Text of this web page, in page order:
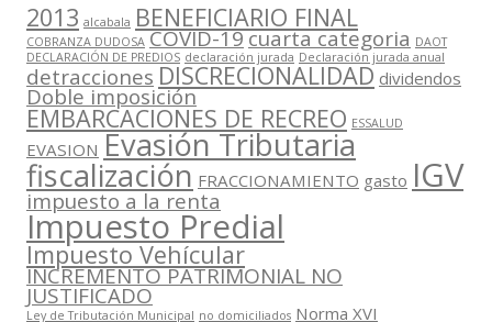
2013 alcabala BENEFICIARIO FINAL
COBRANZA DUDOSA COVID-19cuarta categoria DAOT
DECLARACIÓN DE PREDIOS declaración jurada Declaración jurada anual
detracciones DISCRECIONALIDAD dividendos
Doble imposición
EMBARCACIONES DE RECREO ESSALUD
EVASION Evasión Tributaria
fiscalización FRACCIONAMIENTO gasto IGV
impuesto a la renta
Impuesto Predial
Impuesto Vehícular
INCREMENTO PATRIMONIAL NO
JUSTIFICADO
Ley de Tributación Municipal no domiciliados Norma XVI